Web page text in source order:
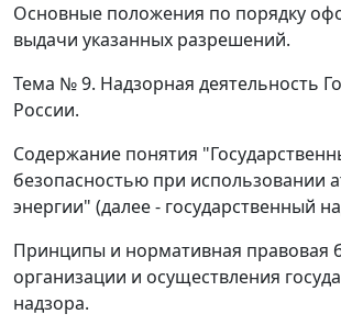
Основные положения по порядку
выдачи указанных разрешений.
Тема № 9. Надзорная деятельность
России.
Содержание понятия
безопасностью при использовании
энергии" (далее - государственный
Принципы и нормативная правовая
организации и осуществления
надзора.